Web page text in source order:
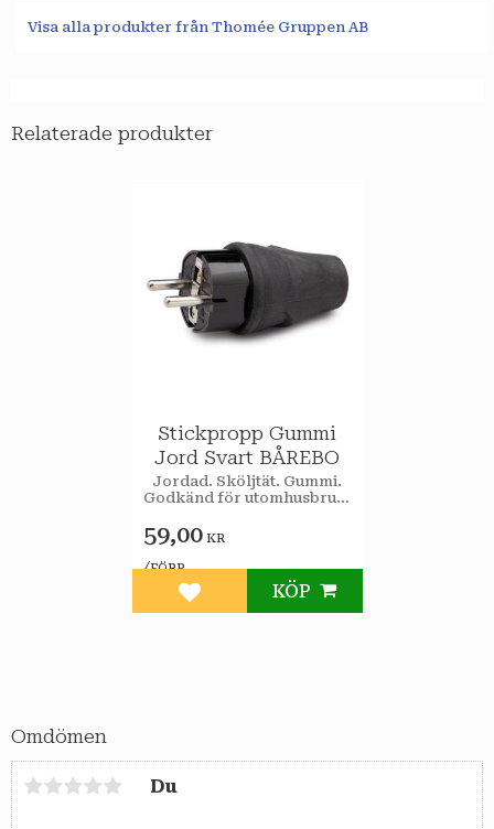
Visa alla produkter från Thomée Gruppen AB
Omdömen
Du
Relaterade produkter
Stickpropp Gummi
Jord Svart BÅREBO
Jordad. Sköljtät. Gummi.
Godkänd för utomhusbruk.
59,00KR
/FÖRP
Lägg till i favoriter
KÖP